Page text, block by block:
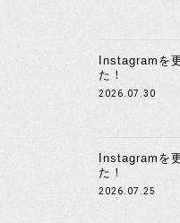
Instagramを
た！
2026.07.30
Instagramを
た！
2026.07.25